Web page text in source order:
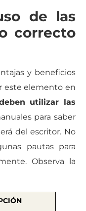
de las
correcto
y beneficios
este elemento en
utilizar las
para saber
del escritor. No
pautas para
Observa la